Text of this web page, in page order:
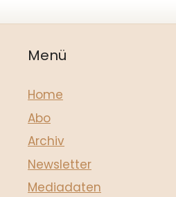
Menü
Home
Abo
Archiv
Newsletter
Mediadaten